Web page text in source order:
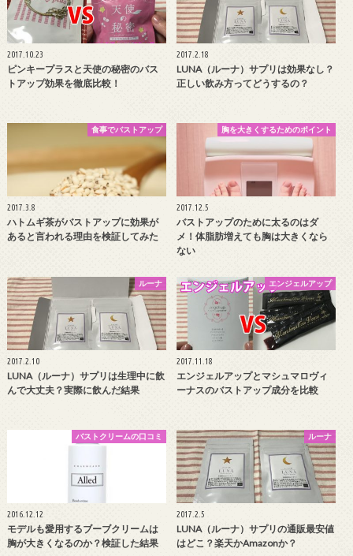
2017.10.23
ピンキープラスと天使の秘密のバス
トアップ効果を徹底比較！
2017.2.18
LUNA（ルーナ）サプリは効果なし？
正しい飲み方ってどうするの？
食事でバストアップ
2017.3.8
ハトムギ茶がバストアップに効果が
あると言われる理由を検証してみた
胸を大きくするためのポイント
2017.12.5
バストアップのために太るのはダ
メ！体脂肪増えても胸は大きくなら
ない
ルーナ
2017.2.10
LUNA（ルーナ）サプリは生理中に飲
んで大丈夫？実際に飲んだ結果
エンジェルアップ
2017.11.18
エンジェルアップとマシュマロヴィ
ーナスのバストアップ成分を比較
バストクリームの口コミ
2016.12.12
モデルも愛用するブーブクリームは
胸が大きくなるのか？検証した結果
ルーナ
2017.2.5
LUNA（ルーナ）サプリの通販最安値
はどこ？楽天かAmazonか？